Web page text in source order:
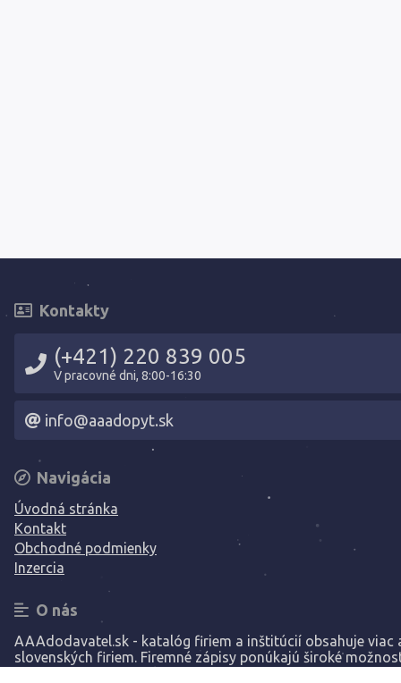
Kontakty
(+421) 220 839 005
V pracovné dni, 8:00-16:30
info@aaadopyt.sk
Navigácia
Úvodná stránka
Kontakt
Obchodné podmienky
Inzercia
O nás
AAAdodavatel.sk - katalóg firiem a inštitúcií obsahuje viac
slovenských firiem. Firemné zápisy ponúkajú široké